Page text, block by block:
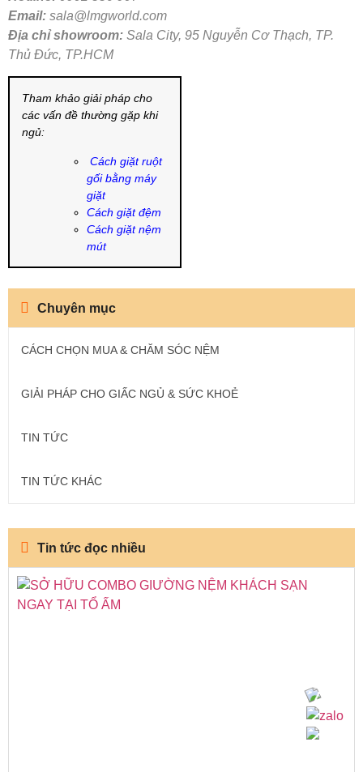
Email: sala@lmgworld.com
Địa chỉ showroom: Sala City, 95 Nguyễn Cơ Thạch, TP.
Thủ Đức, TP.HCM
Tham khảo giải pháp cho
các vấn đề thường gặp khi
ngủ:
Cách giặt ruột
gối bằng máy
giặt
Cách giặt đệm
Cách giặt nệm
mút
Chuyên mục
CÁCH CHỌN MUA & CHĂM SÓC NỆM
GIẢI PHÁP CHO GIẤC NGỦ & SỨC KHOẺ
TIN TỨC
TIN TỨC KHÁC
Tin tức đọc nhiều